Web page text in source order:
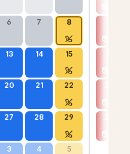
6 7 8
13 14 15
20 21 22
27 28 29
3 4 5